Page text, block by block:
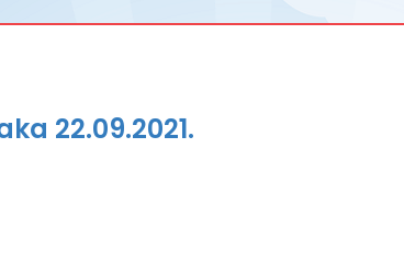
22.09.2021.